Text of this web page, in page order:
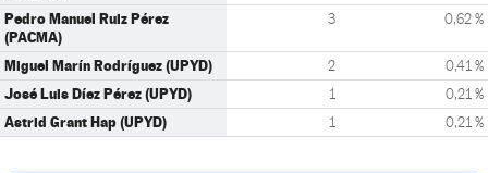
Pedro Manuel Ruiz Pérez
(PACMA)
3 0,62 %
Miguel Marín Rodríguez (UPYD) 2 0,41 %
José Luis Díez Pérez (UPYD) 1 0,21 %
Astrid Grant Hap (UPYD) 1 0,21 %